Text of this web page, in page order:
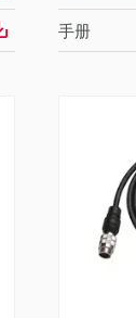
手册